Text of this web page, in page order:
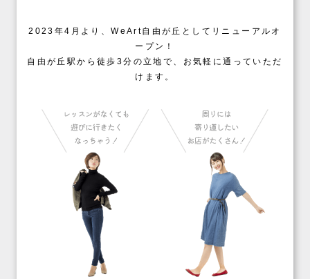
2023年4月より、WeArt自由が丘としてリニューアルオ
ープン！
自由が丘駅から徒歩3分の立地で、お気軽に通っていただ
けます。